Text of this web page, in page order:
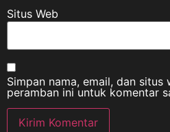
Situs Web
Simpan nama, email, dan situs
peramban ini untuk komentar